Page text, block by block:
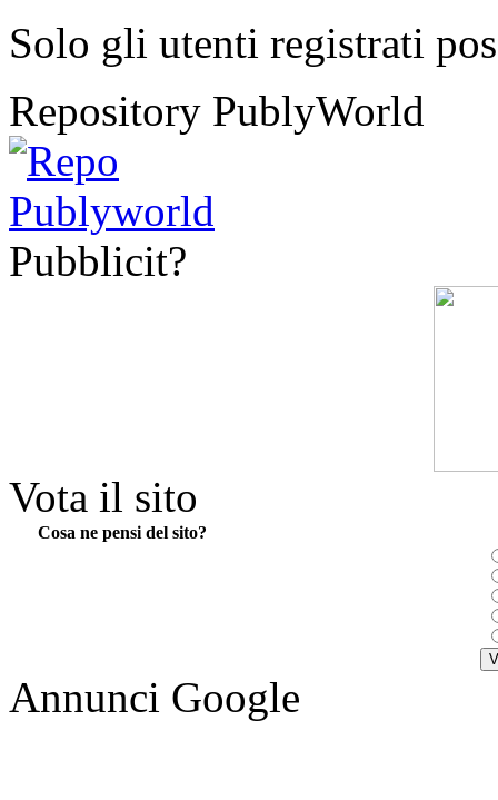
Solo gli utenti registrati
Repository PublyWorld
Pubblicit?
Vota il sito
Cosa ne pensi del sito?
Annunci Google